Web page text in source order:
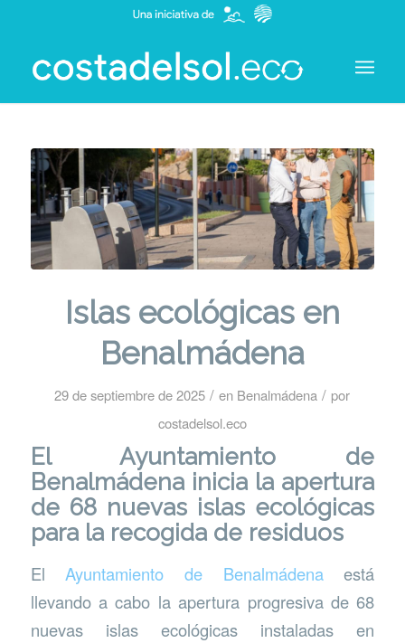
Islas ecológicas en
Benalmádena
29 de septiembre de 2025 / en Benalmádena / por
costadelsol.eco
El Ayuntamiento de
Benalmádena inicia la apertura
de 68 nuevas islas ecológicas
para la recogida de residuos
ElAyuntamiento de Benalmádenaestá
llevando a cabo la apertura progresiva de 68
nuevas islas ecológicas instaladas en